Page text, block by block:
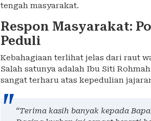
tengah masyarakat.
Respon Masyarakat:
Peduli
Kebahagiaan terlihat jelas dari raut
Salah satunya adalah Ibu Siti
sangat terharu atas kepedulian
“Terima kasih banyak kepada